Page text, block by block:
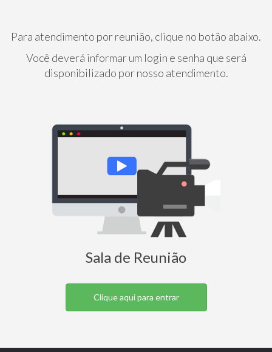
Para atendimento por reunião, clique no botão abaixo.
Você deverá informar um login e senha que será
disponibilizado por nosso atendimento.
Sala de Reunião
Clique aqui para entrar